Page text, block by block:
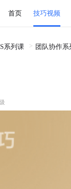
首页 技巧视频
系列课 团队协作系